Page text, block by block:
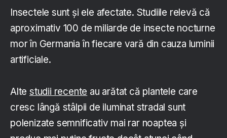
Insectele sunt și ele afectate. Studiile relevă că
aproximativ 100 de miliarde de insecte nocturne
mor în Germania în fiecare vară din cauza luminii
artificiale.
Alte studii recente au arătat că plantele care
cresc lângă stâlpii de iluminat stradal sunt
polenizate semnificativ mai rar noaptea și